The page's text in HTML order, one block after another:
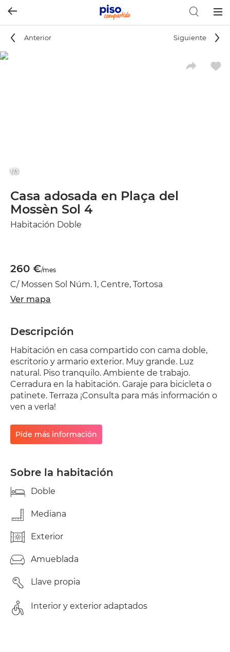
Anterior Siguiente
1/3
Casa adosada en Plaça del
Mossèn Sol 4
Habitación Doble
260 €/mes
C/ Mossen Sol Núm. 1, Centre, Tortosa
Ver mapa
Descripción
Habitación en casa compartido con cama doble,
escritorio y armario exterior. Muy grande. Luz
natural. Piso tranquilo. Ambiente de trabajo.
Cerradura en la habitación. Garaje para bicicleta o
patinete. Terraza ¡Consulta para más información o
ven a verla!
Pide más información
Sobre la habitación
Doble
Mediana
Exterior
Amueblada
Llave propia
Interior y exterior adaptados